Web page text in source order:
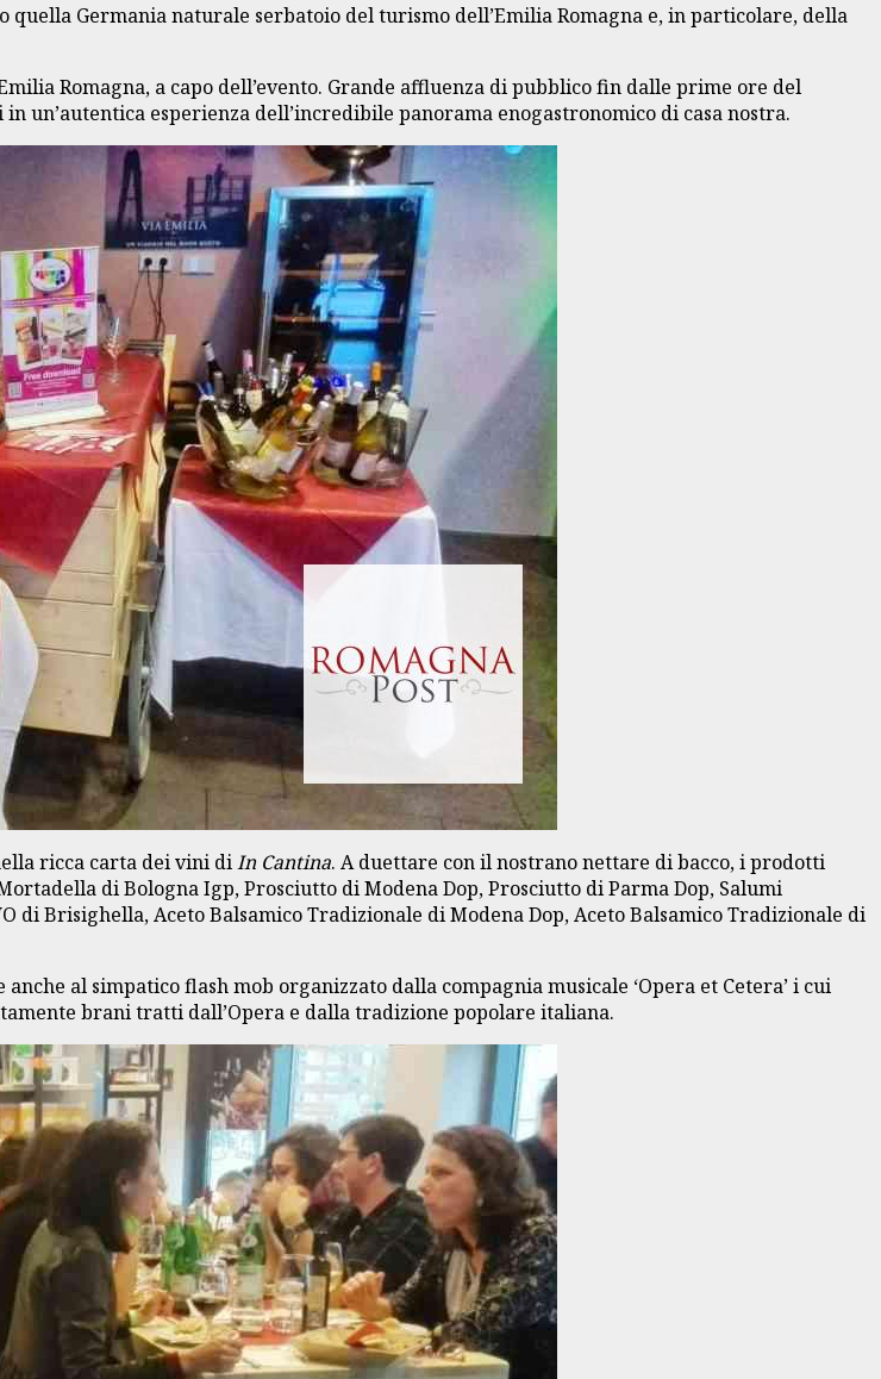
Germania naturale serbatoio del turismo dell’Emilia Romagna e, in particolare, della
Romagna, a capo dell’evento. Grande affluenza di pubblico fin dalle prime ore del
esperienza dell’incredibile panorama enogastronomico di casa nostra.
ricca carta dei vini diIn Cantina. A duettare con il nostrano nettare di bacco, i prodotti
di Bologna Igp, Prosciutto di Modena Dop, Prosciutto di Parma Dop, Salumi
di Brisighella, Aceto Balsamico Tradizionale di Modena Dop, Aceto Balsamico Tradizionale di
al simpatico flash mob organizzato dalla compagnia musicale ‘Opera et Cetera’ i cui
brani tratti dall’Opera e dalla tradizione popolare italiana.